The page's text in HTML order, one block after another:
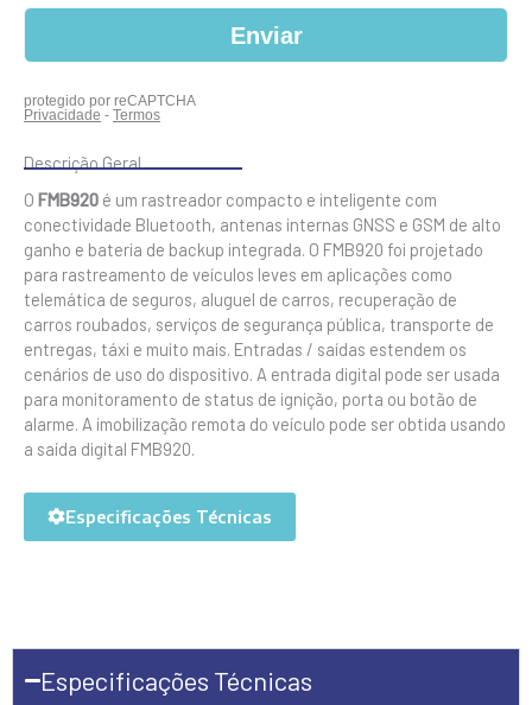
Descrição Geral
O FMB920 é um rastreador compacto e inteligente com
conectividade Bluetooth, antenas internas GNSS e GSM de alto
ganho e bateria de backup integrada. O FMB920 foi projetado
para rastreamento de veículos leves em aplicações como
telemática de seguros, aluguel de carros, recuperação de
carros roubados, serviços de segurança pública, transporte de
entregas, táxi e muito mais. Entradas / saídas estendem os
cenários de uso do dispositivo. A entrada digital pode ser usada
para monitoramento de status de ignição, porta ou botão de
alarme. A imobilização remota do veículo pode ser obtida usando
a saída digital FMB920.
Especificações Técnicas
Especificações Técnicas